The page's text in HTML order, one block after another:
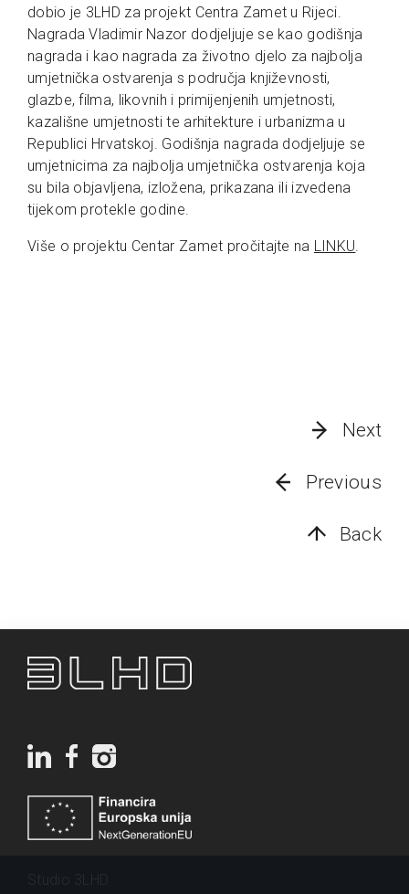
dobio je 3LHD za projekt Centra Zamet u Rijeci.
Nagrada Vladimir Nazor dodjeljuje se kao godišnja
nagrada i kao nagrada za životno djelo za najbolja
umjetnička ostvarenja s područja književnosti,
glazbe, filma, likovnih i primijenjenih umjetnosti,
kazališne umjetnosti te arhitekture i urbanizma u
Republici Hrvatskoj. Godišnja nagrada dodjeljuje se
umjetnicima za najbolja umjetnička ostvarenja koja
su bila objavljena, izložena, prikazana ili izvedena
tijekom protekle godine.
Više o projektu Centar Zamet pročitajte na LINKU
Next
Previous
Back